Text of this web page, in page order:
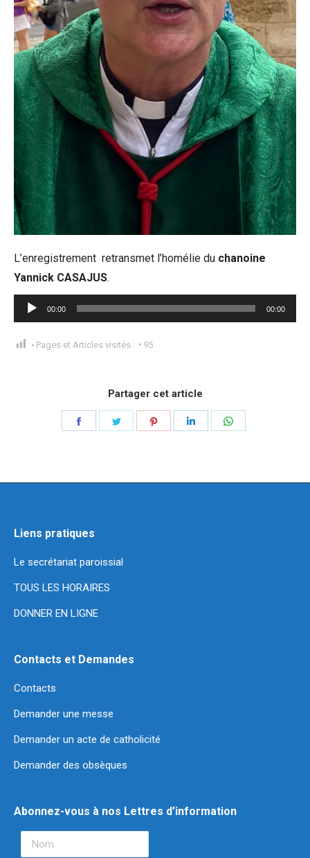
L’enregistrement retransmet l’homélie du chanoine
Yannick CASAJUS.
Lecteur
audio
00:00 00:00
Pages et Articles visités : 95
Partager cet article
Liens pratiques
Le secrétariat paroissial
TOUS LES HORAIRES
DONNER EN LIGNE
Contacts et Demandes
Contacts
Demander une messe
Demander un acte de catholicité
Demander des obsèques
Abonnez-vous à nos Lettres d’information